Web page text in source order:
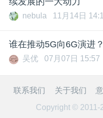
nebula 11月14日
谁在推动5G向6G演进？
吴优 07月07日 15:57
联系我们 关于我们
Copyright © 2011-